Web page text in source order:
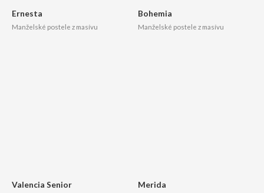
Ernesta
Manželské postele z masívu
Bohemia
Manželské postele z masívu
Valencia Senior Merida